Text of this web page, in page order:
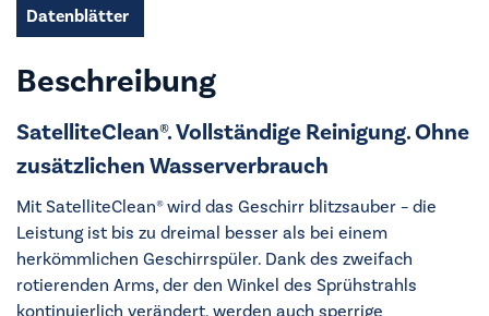
Datenblätter
Beschreibung
SatelliteClean®. Vollständige Reinigung. Ohne
zusätzlichen Wasserverbrauch
Mit SatelliteClean® wird das Geschirr blitzsauber – die
Leistung ist bis zu dreimal besser als bei einem
herkömmlichen Geschirrspüler. Dank des zweifach
rotierenden Arms, der den Winkel des Sprühstrahls